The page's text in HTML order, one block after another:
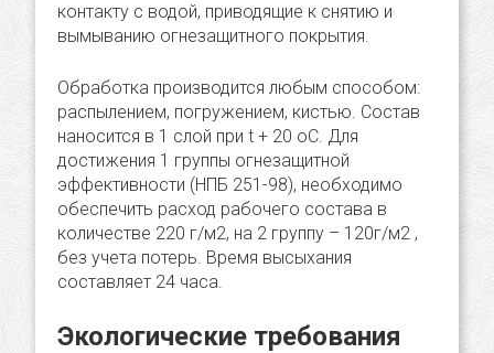
контакту с водой, приводящие к снятию и
вымыванию огнезащитного покрытия.
Обработка производится любым способом:
распылением, погружением, кистью. Состав
наносится в 1 слой при t + 20 оС. Для
достижения 1 группы огнезащитной
эффективности (НПБ 251-98), необходимо
обеспечить расход рабочего состава в
количестве 220 г/м2, на 2 группу – 120г/м2 ,
без учета потерь. Время высыхания
составляет 24 часа.
Экологические требования